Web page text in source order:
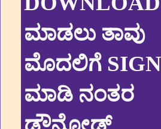
ಮಾಡಲು ತಾವು
ಮೊದಲಿಗೆ
ಮಾಡಿ ನಂತರ